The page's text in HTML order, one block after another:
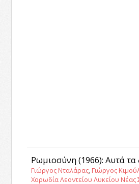
Ρωμιοσύνη (1966): Αυτά τα
Γιώργος Νταλάρας, Γιώργος
Χορωδία Λεοντείου Λυκείου Νέας